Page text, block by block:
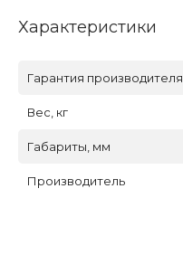
Характеристики
Гарантия производителя
Вес, кг
Габариты, мм
Производитель